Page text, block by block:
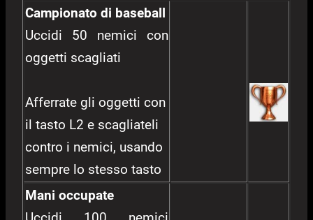
Campionato di baseball
Uccidi 50 nemici con
oggetti scagliati
Afferrate gli oggetti con
il tasto L2 e scagliateli
contro i nemici, usando
sempre lo stesso tasto
Mani occupate